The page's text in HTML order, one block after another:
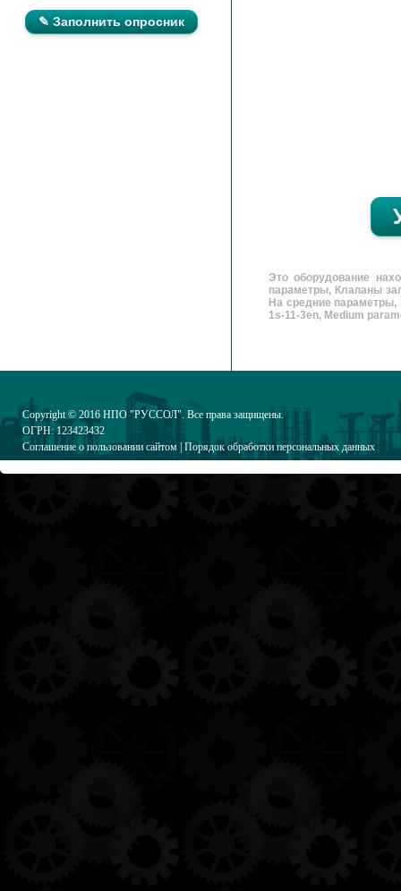
✎ Заполнить опросник
Это оборудование
параметры, Клапаны
На средние параметры,
1s-11-3en, Medium
Copyright © 2016 НПО "РУССОЛ". Все права защищены.
ОГРН: 123423432
Соглашение о пользовании сайтом Порядок обработки персональных данных